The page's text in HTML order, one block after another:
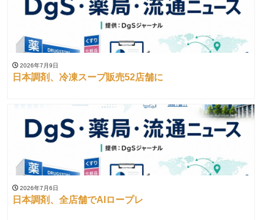
2026年7月9日
日本調剤、冷凍スープ販売52店舗に
2026年7月6日
日本調剤、全店舗でAIロープレ